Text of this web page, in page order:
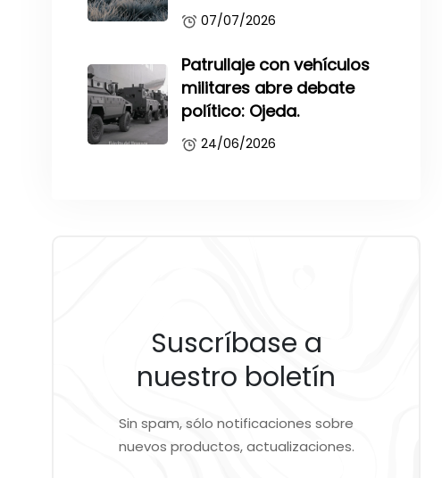
07/07/2026
Patrullaje con vehículos
militares abre debate
político: Ojeda.
24/06/2026
Suscríbase a
nuestro boletín
Sin spam, sólo notificaciones sobre
nuevos productos, actualizaciones.